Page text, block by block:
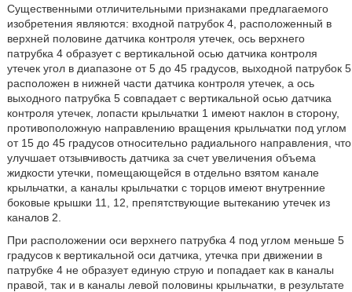
Существенными отличительными признаками предлагаемого
изобретения являются: входной патрубок 4, расположенный в
верхней половине датчика контроля утечек, ось верхнего
патрубка 4 образует с вертикальной осью датчика контроля
утечек угол в диапазоне от 5 до 45 градусов, выходной патрубок 5
расположен в нижней части датчика контроля утечек, а ось
выходного патрубка 5 совпадает с вертикальной осью датчика
контроля утечек, лопасти крыльчатки 1 имеют наклон в сторону,
противоположную направлению вращения крыльчатки под углом
от 15 до 45 градусов относительно радиального направления, что
улучшает отзывчивость датчика за счет увеличения объема
жидкости утечки, помещающейся в отдельно взятом канале
крыльчатки, а каналы крыльчатки с торцов имеют внутренние
боковые крышки 11, 12, препятствующие вытеканию утечек из
каналов 2.
При расположении оси верхнего патрубка 4 под углом меньше 5
градусов к вертикальной оси датчика, утечка при движении в
патрубке 4 не образует единую струю и попадает как в каналы
правой, так и в каналы левой половины крыльчатки, в результате